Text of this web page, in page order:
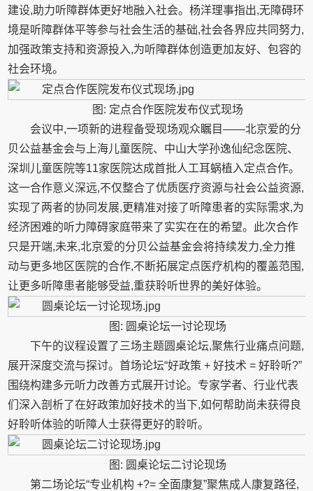
建设,助力听障群体更好地融入社会。杨洋理事指出,无障碍环
境是听障群体平等参与社会生活的基础,社会各界应共同努力,
加强政策支持和资源投入,为听障群体创造更加友好、包容的
社会环境。
图: 定点合作医院发布仪式现场
会议中,一项新的进程备受现场观众瞩目——北京爱的分
贝公益基金会与上海儿童医院、中山大学孙逸仙纪念医院、
深圳儿童医院等11家医院达成首批人工耳蜗植入定点合作。
这一合作意义深远,不仅整合了优质医疗资源与社会公益资源,
实现了两者的协同发展,更精准对接了听障患者的实际需求,为
经济困难的听力障碍家庭带来了实实在在的希望。此次合作
只是开端,未来,北京爱的分贝公益基金会将持续发力,全力推
动与更多地区医院的合作,不断拓展定点医疗机构的覆盖范围,
让更多听障患者能够受益,重获聆听世界的美好体验。
图: 圆桌论坛一讨论现场
下午的议程设置了三场主题圆桌论坛,聚焦行业痛点问题,
展开深度交流与探讨。首场论坛“好政策 + 好技术 = 好聆听?”
围绕构建多元听力改善方式展开讨论。专家学者、行业代表
们深入剖析了在好政策加好技术的当下,如何帮助尚未获得良
好聆听体验的听障人士获得更好的聆听。
图: 圆桌论坛二讨论现场
第二场论坛“专业机构 +?= 全面康复”聚焦成人康复路径,